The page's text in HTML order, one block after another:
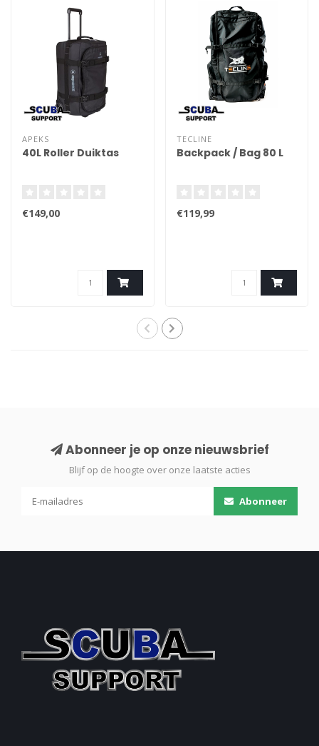
APEKS
40L Roller Duiktas
€149,00
TECLINE
Backpack / Bag 80 L
€119,99
Abonneer je op onze nieuwsbrief
Blijf op de hoogte over onze laatste acties
Abonneer